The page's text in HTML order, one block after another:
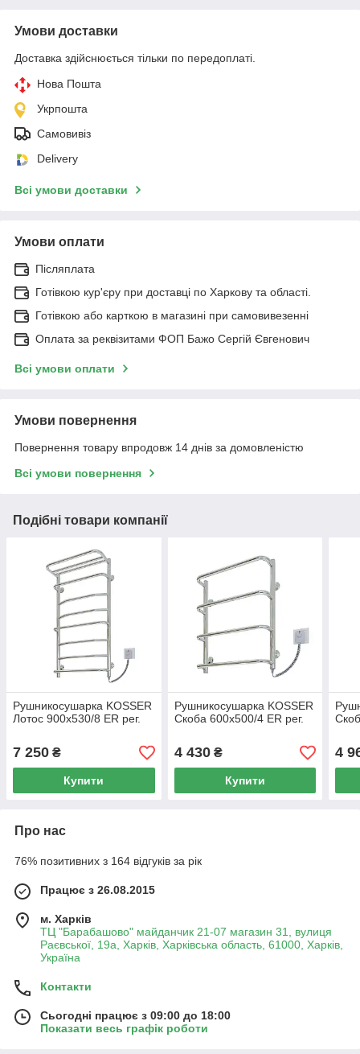
Умови доставки
Доставка здійснюється тільки по передоплаті.
Нова Пошта
Укрпошта
Самовивіз
Delivery
Всі умови доставки
Умови оплати
Післяплата
Готівкою кур'єру при доставці по Харкову та області.
Готівкою або карткою в магазині при самовивезенні
Оплата за реквізитами ФОП Бажо Сергій Євгенович
Всі умови оплати
Умови повернення
Повернення товару впродовж 14 днів за домовленістю
Всі умови повернення
Подібні товари компанії
Рушникосушарка KOSSER
Лотос 900х530/8 ЕR рег.
7 250 ₴
Купити
Рушникосушарка KOSSER
Скоба 600х500/4 ЕR рег.
4 430₴
Купити
4
Про нас
76% позитивних з 164 відгуків за рік
Працює з 26.08.2015
м. Харків
ТЦ "Барабашово" майданчик 21-07 магазин 31, вулиця
Раєвської, 19а, Харків, Харківська область, 61000, Харків,
Україна
Контакти
Сьогодні працює з 09:00 до 18:00
Показати весь графік роботи